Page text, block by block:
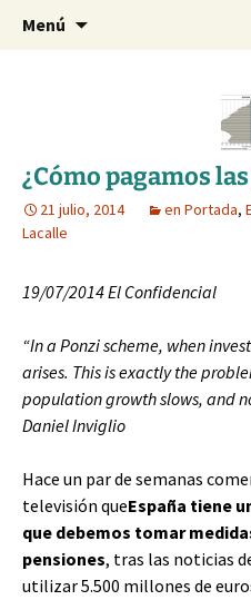
dlacalle.com
Blog de Daniel Lacalle
Menú
¿Cómo pagamos
21 julio, 2014 en Portada,
Lacalle
19/07/2014 El Confidencial
“In a Ponzi scheme, when
arises. This is exactly the
population growth slows, and
Daniel Inviglio
Hace un par de semanas
televisión queEspaña tiene
que debemos tomar
pensiones, tras las noticias
utilizar 5.500 millones de